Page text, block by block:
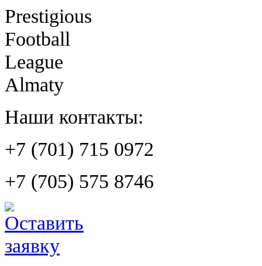
Prestigious
Football
League
Almaty
Наши контакты:
+7 (701) 715 0972
+7 (705) 575 8746